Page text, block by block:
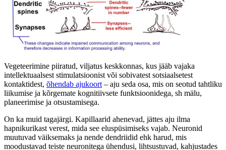
Vegeteerimine piiratud, viljatus keskkonnas, kus jääb vajaka
intellektuaalsest stimulatsioonist või sobivatest sotsiaalsetest
kontaktidest, õhendab ajukoort – aju seda osa, mis on seotud tahtliku
liikumise ja kõrgemate kognitiivsete funktsioonidega, sh mälu,
planeerimise ja otsustamisega.
On ka muid tagajärgi. Kapillaarid ahenevad, jättes aju ilma
hapnikurikast verest, mida see eluspüsimiseks vajab. Neuronid
muutuvad väiksemaks ja nende dendriidid ehk harud, mis
moodustavad teiste neuronitega ühendusi, lihtsustuvad, kahjustades